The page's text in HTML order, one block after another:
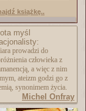
książkę..
myśl
prowadzi do
człowieka z
a więc z nim
ateizm godzi go z
synonimem życia.
Michel Onfray